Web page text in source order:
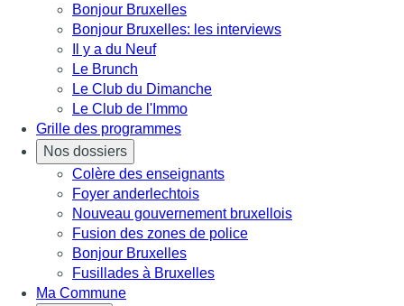
Bonjour Bruxelles
Bonjour Bruxelles: les interviews
Il y a du Neuf
Le Brunch
Le Club du Dimanche
Le Club de l'Immo
Grille des programmes
Nos dossiers
Colère des enseignants
Foyer anderlechtois
Nouveau gouvernement bruxellois
Fusion des zones de police
Bonjour Bruxelles
Fusillades à Bruxelles
Ma Commune